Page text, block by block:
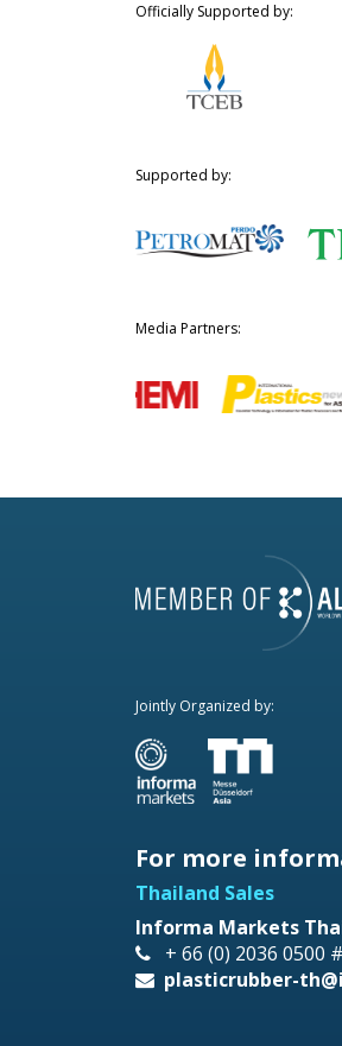
Officially Supported by:
Supported by:
Media Partners:
Jointly Organized by:
For more
Thailand Sales
Informa Markets
+ 66 (0) 2036 0500
plasticrubber-